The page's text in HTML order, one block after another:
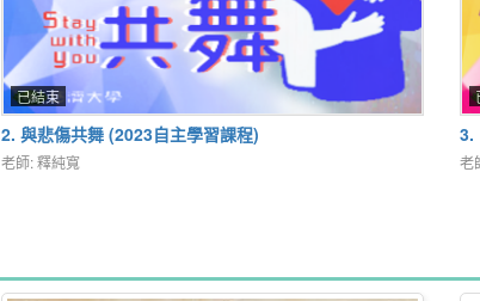
已結束
2. 與悲傷共舞 (2023自主學習課程)
老師: 釋純寬
3.
老